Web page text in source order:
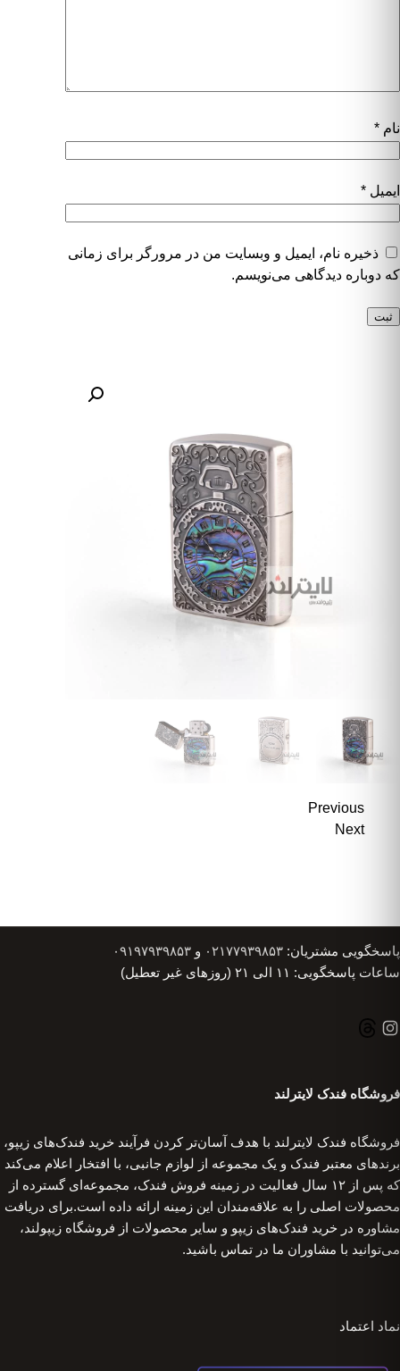
نام *
ایمیل *
ذخیره نام، ایمیل و وبسایت من در مرورگر برای زمانی
که دوباره دیدگاهی می‌نویسم.
Previous
Next
پاسخگویی مشتریان: ۰۲۱۷۷۹۳۹۸۵۳ و ۰۹۱۹۷۹۳۹۸۵۳
ساعات پاسخگویی: ۱۱ الی ۲۱ (روزهای غیر تعطیل)
فروشگاه فندک لایترلند
فروشگاه فندک لایترلند با هدف آسان‌تر کردن فرآیند خرید فندک‌های زیپو،
برندهای معتبر فندک و یک مجموعه از لوازم جانبی، با افتخار اعلام می‌کند
که پس از ۱۲ سال فعالیت در زمینه فروش فندک، مجموعه‌ای گسترده از
محصولات اصلی را به علاقه‌مندان این زمینه ارائه داده است.برای دریافت
مشاوره در خرید فندک‌های زیپو و سایر محصولات از فروشگاه زیپولند،
می‌توانید با مشاوران ما در تماس باشید.
نماد اعتماد